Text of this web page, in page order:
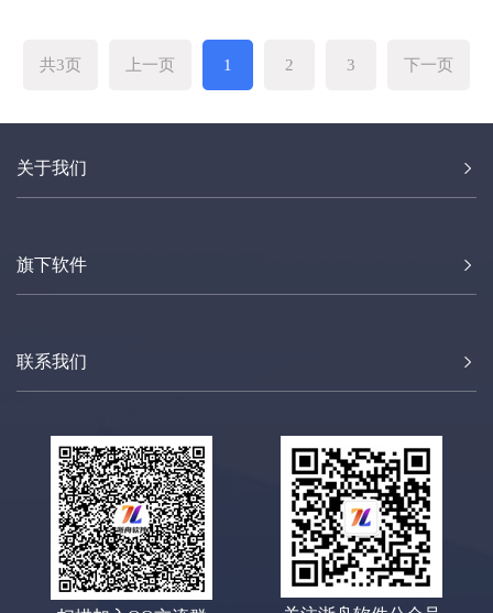
复、权限调整等6大核心步骤，提供可落
共3页 上一页 1 2 3 下一页
关于我们
旗下软件
联系我们